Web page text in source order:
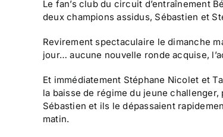
Le fan’s club du circuit d’entraînement
deux champions assidus, Sébastien et
Revirement spectaculaire le dimanche
jour… aucune nouvelle ronde acquise,
Et immédiatement Stéphane Nicolet et
la baisse de régime du jeune
Sébastien et ils le dépassaient
matin.